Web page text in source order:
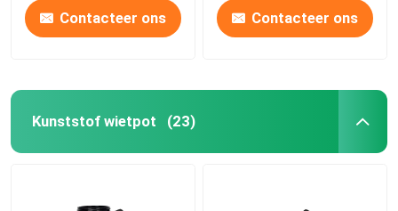
Contacteer ons Contacteer ons
Kunststof wietpot (23)